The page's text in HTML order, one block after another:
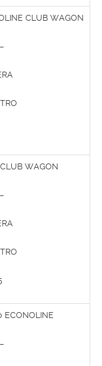
CLUB WAGON
WAGON
ECONOLINE